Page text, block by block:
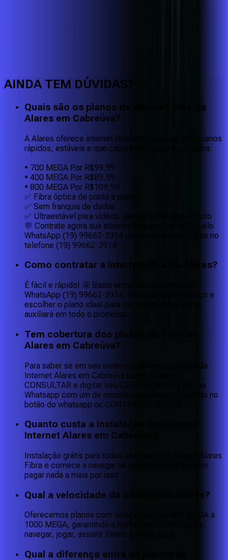
AINDA TEM DÚVIDAS?
Quais são os planos de internet fibra da
Alares em Cabreúva?
A Alares oferece internet fibra em Cabreúva com planos
rápidos, estáveis e que cabem no seu bolso. Confira:
• 700 MEGA Por R$99,99
• 400 MEGA Por R$89,99
• 800 MEGA Por R$109,99
✅ Fibra óptica de ponta a ponta
✅ Sem franquia de dados
✅ Ultraestável para vídeos, games e trabalho remoto
💬 Contrate agora sua internet fibra em Cabreúva pelo
WhatsApp (19) 99662-3914 ou fale com nosso time no
telefone (19) 99662-3914!
Como contratar a internet fibra da Alares?
É fácil e rápido! 🤩 Basta entrar em contato pelo
WhatsApp (19) 99662-3914, informar seu endereço e
escolher o plano ideal para você. Nossa equipe te
auxiliará em todo o processo.
Tem cobertura dos planos de internet
Alares em Cabreúva?
Para saber se em seu endereço já tem os planos da
Internet Alares em Cabreúva basta clicar em
CONSULTAR e digitar seu CEP e número ou fale no
Whatsapp com um de nossos consultores, clicando no
botão do whatsapp ou CONTRATAR AGORA.
Quanto custa a instalação dos planos
Internet Alares em Cabreúva?
Instalação grátis para todos os planos! 🤩 Assine Alares
Fibra e comece a navegar na velocidade da luz sem
pagar nada a mais por isso.
Qual a velocidade da internet da Alares?
Oferecemos planos com velocidades de 400 MEGA a
1000 MEGA, garantindo a melhor experiência para
navegar, jogar, assistir filmes e muito mais.
Qual a diferença entre os planos da